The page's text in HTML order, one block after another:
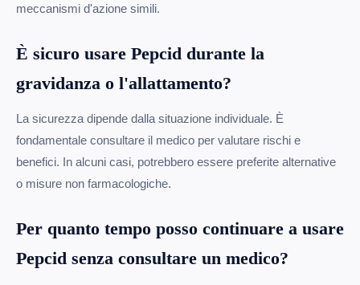
meccanismi d'azione simili.
È sicuro usare Pepcid durante la
gravidanza o l'allattamento?
La sicurezza dipende dalla situazione individuale. È
fondamentale consultare il medico per valutare rischi e
benefici. In alcuni casi, potrebbero essere preferite alternative
o misure non farmacologiche.
Per quanto tempo posso continuare a usare
Pepcid senza consultare un medico?